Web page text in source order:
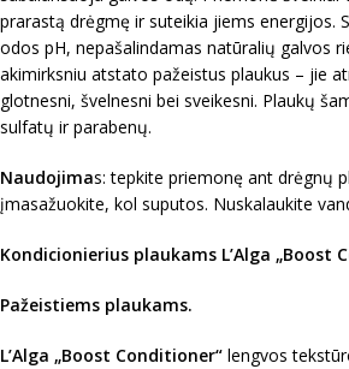
prarastą drėgmę ir suteikia jiems energijos.
odos pH, nepašalindamas natūralių galvos
akimirksniu atstato pažeistus plaukus – jie
glotnesni, švelnesni bei sveikesni. Plaukų
sulfatų ir parabenų.
Naudojimas: tepkite priemonę ant drėgnų
įmasažuokite, kol suputos. Nuskalaukite
Kondicionierius plaukams L’Alga „Boost
Pažeistiems plaukams.
L’Alga „Boost Conditioner“ lengvos